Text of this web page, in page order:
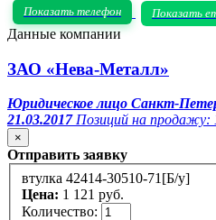
Показать телефон Показать
Данные компании
ЗАО «Нева-Металл»
Юридическое лицо Санкт-
21.03.2017 Позиций на продажу:
×
Отправить заявку
втулка 42414-30510-71[Б/у]
Цена: 1 121 руб.
Количество: